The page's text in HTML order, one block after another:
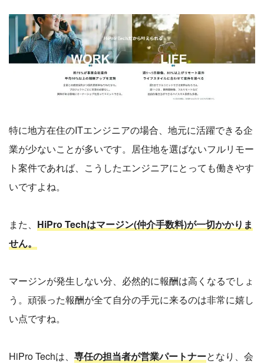
特に地方在住のITエンジニアの場合、地元に活躍できる企
業が少ないことが多いです。居住地を選ばないフルリモー
ト案件であれば、こうしたエンジニアにとっても働きやす
いですよね。
また、 HiPro Techはマージン(仲介手数料)が一切かかりま
せん。
マージンが発生しない分、必然的に報酬は高くなるでしょ
う。頑張った報酬が全て自分の手元に来るのは非常に嬉し
い点ですね。
HiPro Techは、 専任の担当者が営業パートナーとなり、会